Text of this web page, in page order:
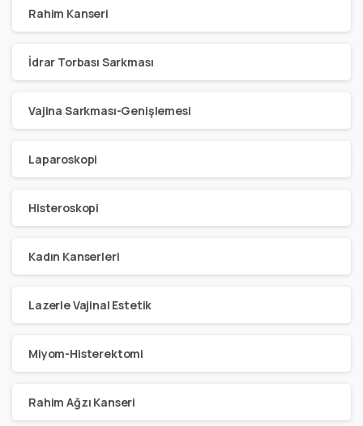
Rahim Kanseri
İdrar Torbası Sarkması
Vajina Sarkması-Genişlemesi
Laparoskopi
Histeroskopi
Kadın Kanserleri
Lazerle Vajinal Estetik
Miyom-Histerektomi
Rahim Ağzı Kanseri